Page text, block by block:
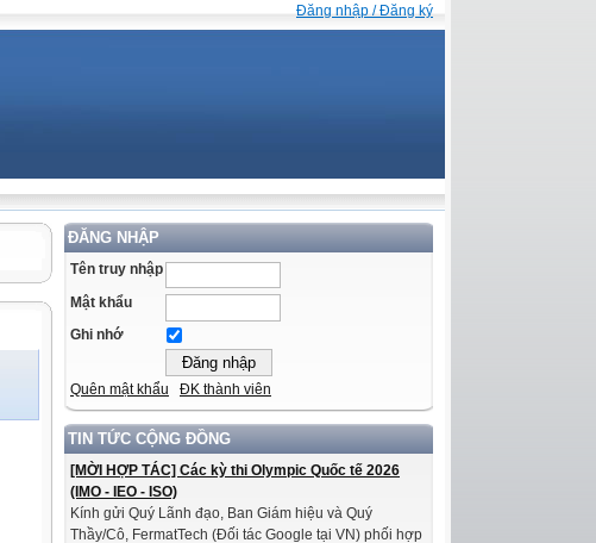
Đăng nhập / Đăng ký
ĐĂNG NHẬP
Tên truy nhập
Mật khẩu
Ghi nhớ
Quên mật khẩu ĐK thành viên
TIN TỨC CỘNG ĐỒNG
[MỜI HỢP TÁC] Các kỳ thi Olympic Quốc tế 2026
(IMO - IEO - ISO)
Kính gửi Quý Lãnh đạo, Ban Giám hiệu và Quý
Thầy/Cô, FermatTech (Đối tác Google tại VN) phối hợp